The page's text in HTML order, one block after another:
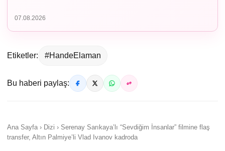
07.08.2026
Etiketler: #HandeElaman
Bu haberi paylaş:
Ana Sayfa › Dizi › Serenay Sarıkaya’lı “Sevdiğim İnsanlar” filmine flaş
transfer, Altın Palmiye’li Vlad Ivanov kadroda